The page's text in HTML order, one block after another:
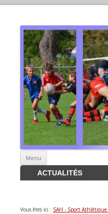
Menu
contenu
ACTUALITÉS
Vous êtes ici : SAH - Sport